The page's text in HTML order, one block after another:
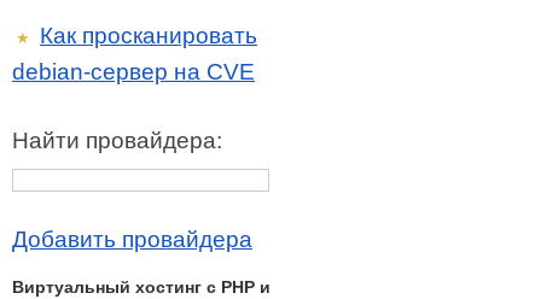
★
Как просканировать
debian-сервер на CVE
Найти провайдера:
Добавить провайдера
Виртуальный хостинг c PHP и